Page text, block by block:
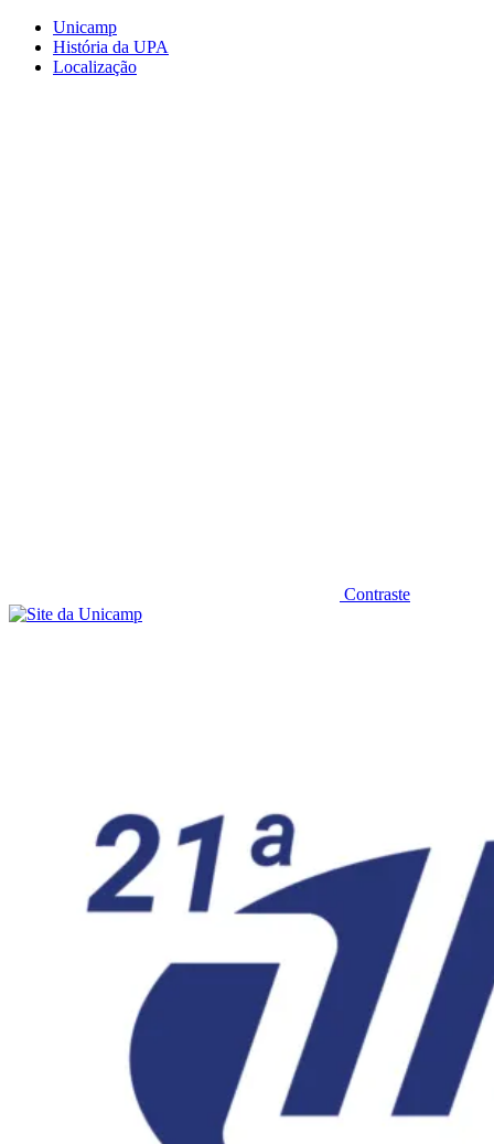
Conteúdo principal
Unicamp
História da UPA
Localização
Contraste